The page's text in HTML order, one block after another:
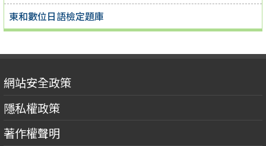
東和數位日語檢定題庫
網站安全政策
隱私權政策
著作權聲明